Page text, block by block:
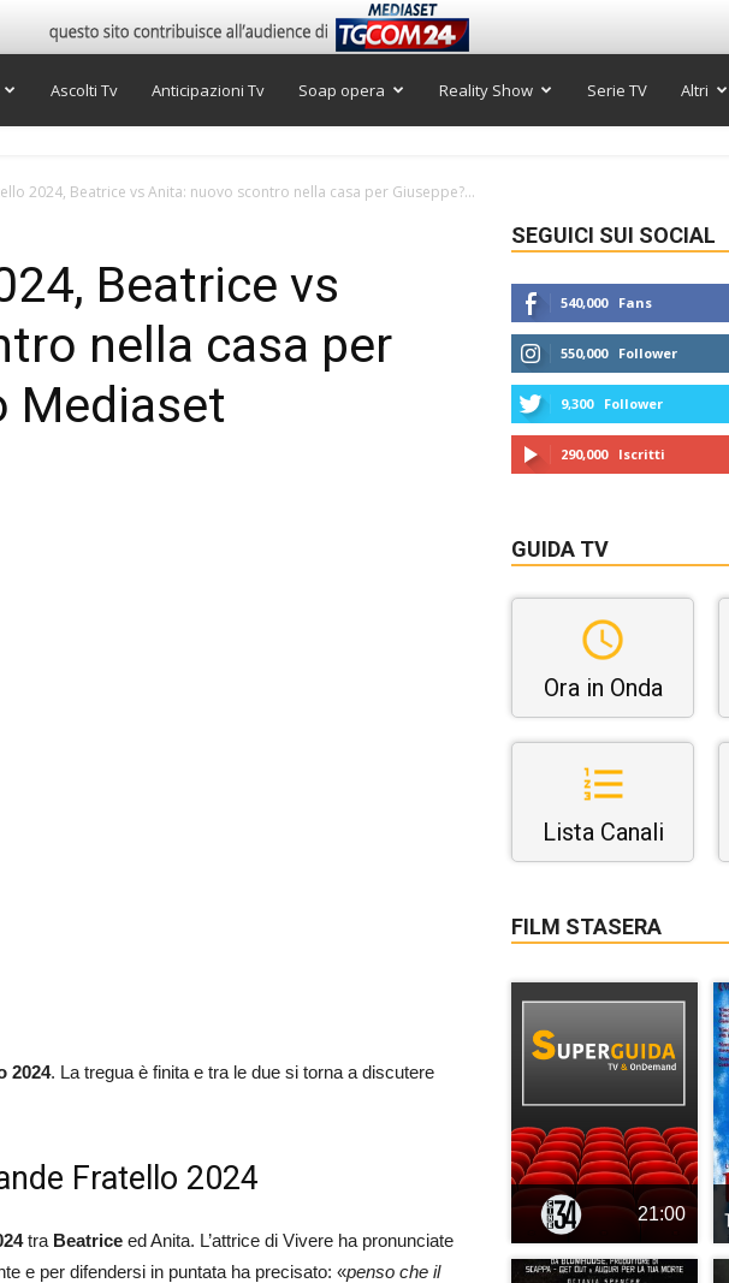
Ascolti Tv Anticipazioni Tv Soap opera Reality Show Serie TV Altri
2024, Beatrice vs Anita: nuovo scontro nella casa per Giuseppe?...
Beatrice vs
nella casa per
Mediaset
2024. La tregua è finita e tra le due si torna a discutere
Fratello 2024
tra Beatrice ed Anita. L’attrice di Vivere ha pronunciate
e per difendersi in puntata ha precisato: «penso che il
SEGUICI SUI SOCIAL
540,000 Fans
550,000 Follower
9,300 Follower
290,000 Iscritti
GUIDA TV
Ora in Onda
Lista Canali
FILM STASERA
21:00